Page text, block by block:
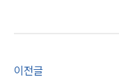
이전글